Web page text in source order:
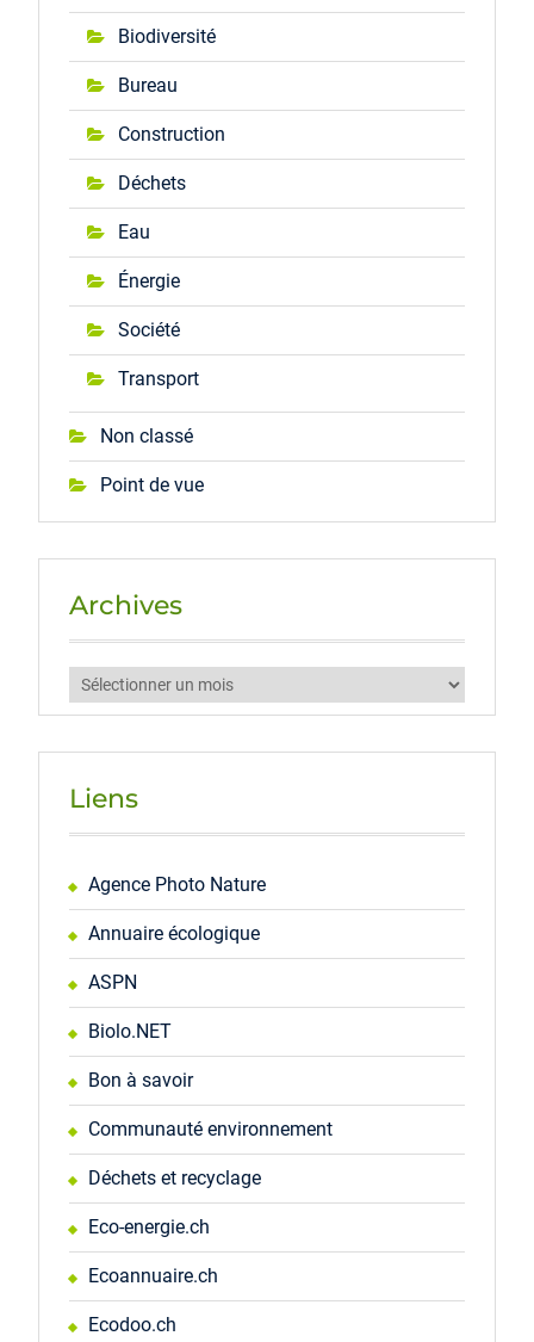
Biodiversité
Bureau
Construction
Déchets
Eau
Énergie
Société
Transport
Non classé
Point de vue
Archives
Archives
Liens
Agence Photo Nature
Annuaire écologique
ASPN
Biolo.NET
Bon à savoir
Communauté environnement
Déchets et recyclage
Eco-energie.ch
Ecoannuaire.ch
Ecodoo.ch